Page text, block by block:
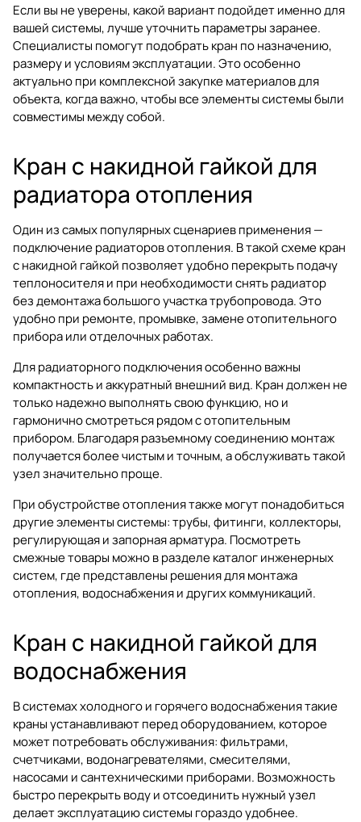
Если вы не уверены, какой вариант подойдет именно для
вашей системы, лучше уточнить параметры заранее.
Специалисты помогут подобрать кран по назначению,
размеру и условиям эксплуатации. Это особенно
актуально при комплексной закупке материалов для
объекта, когда важно, чтобы все элементы системы были
совместимы между собой.
Кран с накидной гайкой для
радиатора отопления
Один из самых популярных сценариев применения —
подключение радиаторов отопления. В такой схеме кран
с накидной гайкой позволяет удобно перекрыть подачу
теплоносителя и при необходимости снять радиатор
без демонтажа большого участка трубопровода. Это
удобно при ремонте, промывке, замене отопительного
прибора или отделочных работах.
Для радиаторного подключения особенно важны
компактность и аккуратный внешний вид. Кран должен не
только надежно выполнять свою функцию, но и
гармонично смотреться рядом с отопительным
прибором. Благодаря разъемному соединению монтаж
получается более чистым и точным, а обслуживать такой
узел значительно проще.
При обустройстве отопления также могут понадобиться
другие элементы системы: трубы, фитинги, коллекторы,
регулирующая и запорная арматура. Посмотреть
смежные товары можно в разделекаталог инженерных
систем, где представлены решения для монтажа
отопления, водоснабжения и других коммуникаций.
Кран с накидной гайкой для
водоснабжения
В системах холодного и горячего водоснабжения такие
краны устанавливают перед оборудованием, которое
может потребовать обслуживания: фильтрами,
счетчиками, водонагревателями, смесителями,
насосами и сантехническими приборами. Возможность
быстро перекрыть воду и отсоединить нужный узел
делает эксплуатацию системы гораздо удобнее.